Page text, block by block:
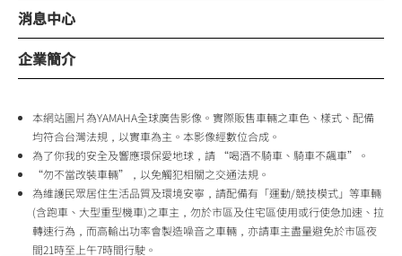
消息中心
企業簡介
本網站圖片為YAMAHA全球廣告影像。實際販售車輛之車色、樣式、配備
均符合台灣法規，以實車為主。本影像經數位合成。
為了你我的安全及響應環保愛地球，請 “喝酒不騎車、騎車不飆車”。
“勿不當改裝車輛”，以免觸犯相關之交通法規。
為維護民眾居住生活品質及環境安寧，請配備有「運動/競技模式」等車輛
(含跑車、大型重型機車)之車主，勿於市區及住宅區使用或行使急加速、拉
轉速行為，而高輸出功率會製造噪音之車輛，亦請車主盡量避免於市區夜
間21時至上午7時間行駛。